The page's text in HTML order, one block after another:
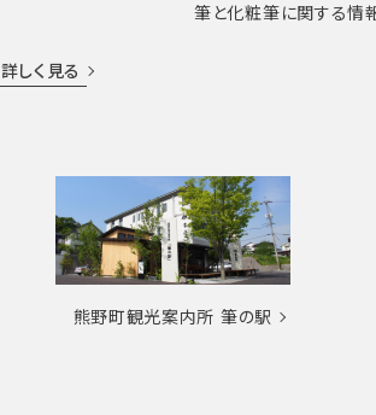
詳しく見る
筆と化粧筆に関する情
熊野町観光案内所 筆の駅